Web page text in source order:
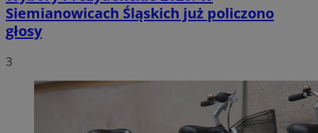
Siemianowicach Śląskich już policzono
głosy
3